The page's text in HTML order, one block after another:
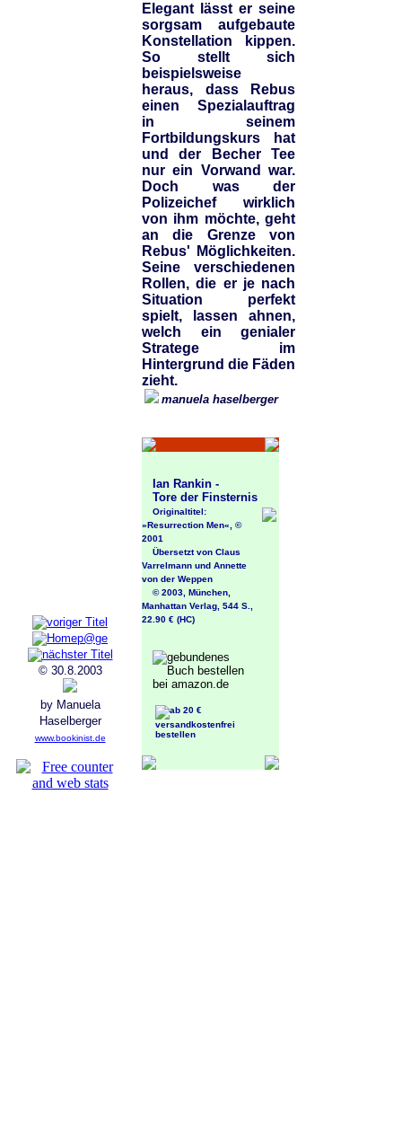
Elegant lässt er seine
sorgsam aufgebaute
Konstellation kippen.
So stellt sich
beispielsweise
heraus, dass Rebus
einen Spezialauftrag
in seinem
Fortbildungskurs hat
und der Becher Tee
nur ein Vorwand war.
Doch was der
Polizeichef wirklich
von ihm möchte, geht
an die Grenze von
Rebus' Möglichkeiten.
Seine verschiedenen
Rollen, die er je nach
Situation perfekt
spielt, lassen ahnen,
welch ein genialer
Stratege im
Hintergrund die Fäden
zieht.
manuela haselberger
Ian Rankin -
Tore der Finsternis
Originaltitel:
»Resurrection Men«, ©
2001
Übersetzt von Claus
Varrelmann und Annette
von der Weppen
© 2003, München,
Manhattan Verlag, 544 S.,
22.90 € (HC)
© 30.8.2003
by Manuela
Haselberger
www.bookinist.de